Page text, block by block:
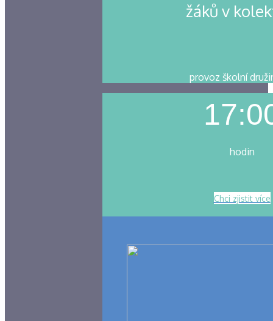
žáků v
provoz školní
hodin
Chci zjistit více